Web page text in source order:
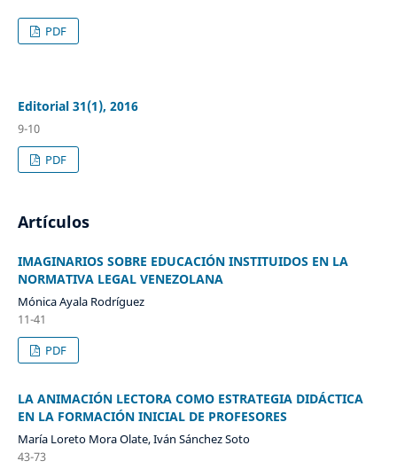
PDF
Editorial 31(1), 2016
9-10
PDF
Artículos
IMAGINARIOS SOBRE EDUCACIÓN INSTITUIDOS EN LA
NORMATIVA LEGAL VENEZOLANA
Mónica Ayala Rodríguez
11-41
PDF
LA ANIMACIÓN LECTORA COMO ESTRATEGIA DIDÁCTICA
EN LA FORMACIÓN INICIAL DE PROFESORES
María Loreto Mora Olate, Iván Sánchez Soto
43-73